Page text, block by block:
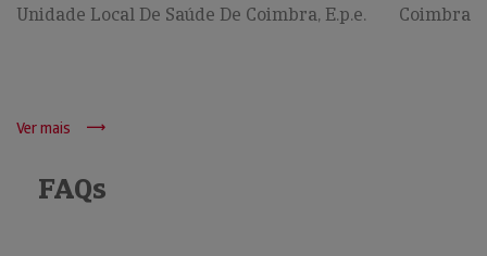
Unidade Local De Saúde De Coimbra, E.p.e. Coimbra
Ver mais
FAQs